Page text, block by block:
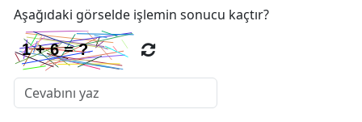
Aşağıdaki görselde işlemin sonucu kaçtır?